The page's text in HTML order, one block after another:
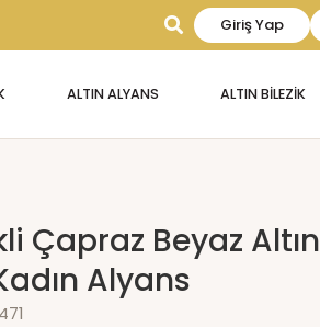
Giriş Yap
ALTIN ALYANS ALTIN BİLEZİK
Çapraz Beyaz Altın
Alyans